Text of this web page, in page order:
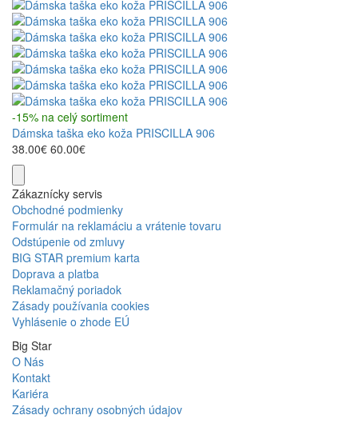
-15% na celý sortiment
Dámska taška eko koža PRISCILLA 906
38.00€ 60.00€
Zákaznícky servis
Obchodné podmienky
Formulár na reklamáciu a vrátenie tovaru
Odstúpenie od zmluvy
BIG STAR premium karta
Doprava a platba
Reklamačný poriadok
Zásady používania cookies
Vyhlásenie o zhode EÚ
Big Star
O Nás
Kontakt
Kariéra
Zásady ochrany osobných údajov